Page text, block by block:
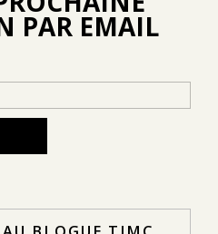
PAR EMAIL